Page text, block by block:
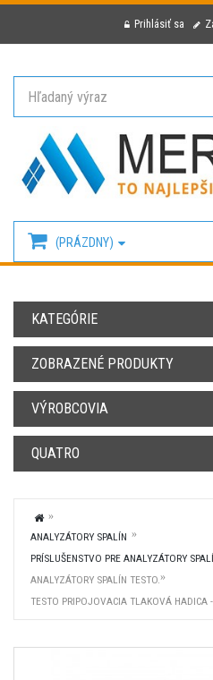
Prihlásiť sa
(PRÁZDNY)
KATEGÓRIE
ZOBRAZENÉ PRODUKTY
VÝROBCOVIA
QUATRO
ANALYZÁTORY SPALÍN
PRÍSLUŠENSTVO PRE ANALYZÁTORY
ANALYZÁTORY SPALÍN TESTO.
TESTO PRIPOJOVACIA TLAKOVÁ HADICA